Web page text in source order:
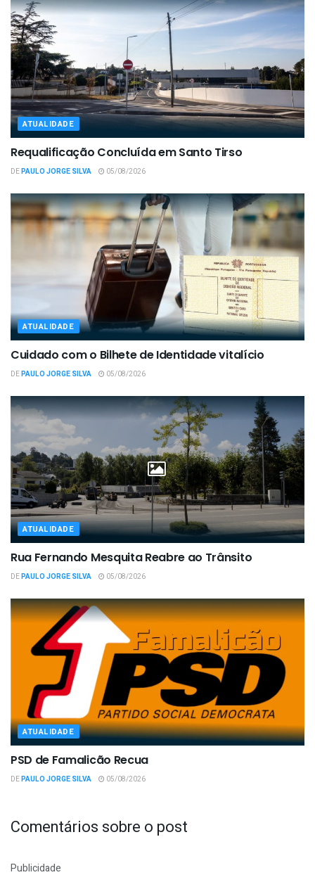
ATUALIDADE
Requalificação Concluída em Santo Tirso
DEPAULO JORGE SILVA 05/08/2026
ATUALIDADE
Cuidado com o Bilhete de Identidade vitalício
DEPAULO JORGE SILVA 05/08/2026
ATUALIDADE
Rua Fernando Mesquita Reabre ao Trânsito
DEPAULO JORGE SILVA 05/08/2026
ATUALIDADE
PSD de Famalicão Recua
DEPAULO JORGE SILVA 05/08/2026
Comentários sobre o post
Publicidade